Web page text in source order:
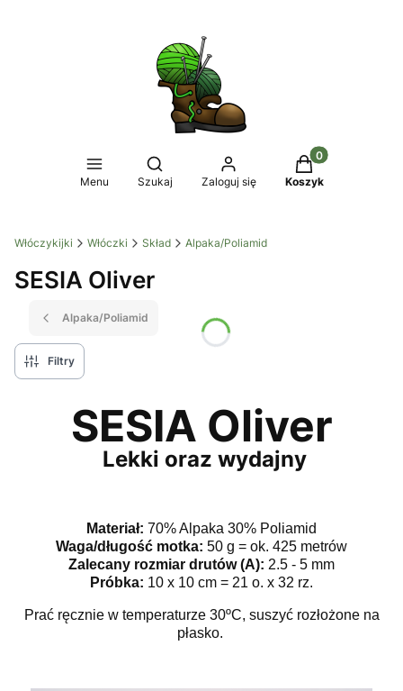
Menu
Otwórz wyszukiwarkę
Szukaj Zaloguj się
Produkty w
Koszyk
Włóczykijki Włóczki Skład Alpaka/Poliamid
SESIA Oliver
Alpaka/Poliamid
Filtry
SESIA Oliver
Lekki oraz wydajny
Materiał: 70% Alpaka 30% Poliamid
Waga/długość motka: 50 g = ok. 425 metrów
Zalecany rozmiar drutów (A): 2.5 - 5 mm
Próbka: 10 x 10 cm = 21 o. x 32 rz.
Prać ręcznie w temperaturze 30ºC, suszyć rozłożone na
płasko.